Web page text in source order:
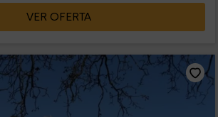
VER OFERTA